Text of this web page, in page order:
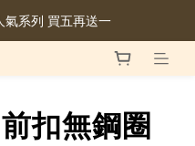
氣系列 買五再送一
扣無鋼圈